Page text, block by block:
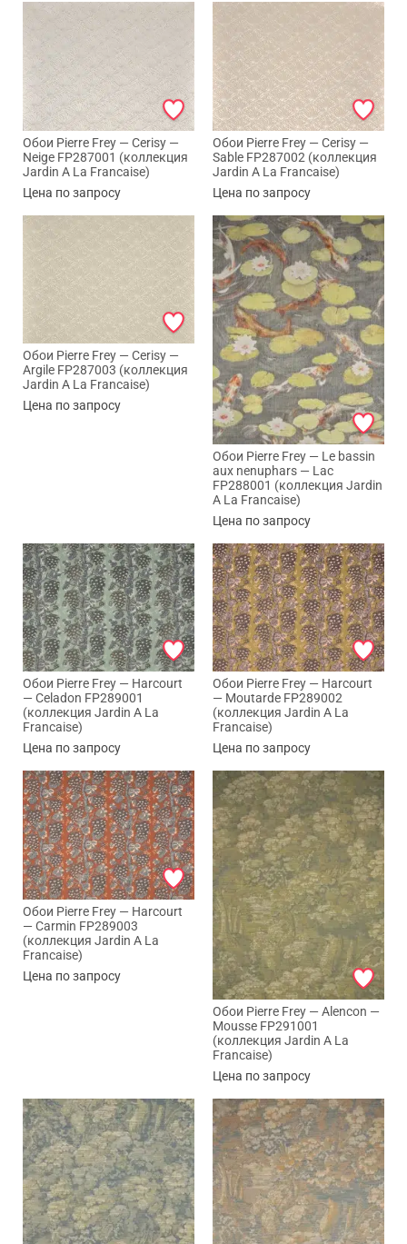
Обои Pierre Frey — Cerisy —
Neige FP287001 (коллекция
Jardin A La Francaise)
Цена по запросу
Обои Pierre Frey — Cerisy —
Sable FP287002 (коллекция
Jardin A La Francaise)
Цена по запросу
Обои Pierre Frey — Cerisy —
Argile FP287003 (коллекция
Jardin A La Francaise)
Цена по запросу
Обои Pierre Frey — Le bassin
aux nenuphars — Lac
FP288001 (коллекция Jardin
A La Francaise)
Цена по запросу
Обои Pierre Frey — Harcourt
— Celadon FP289001
(коллекция Jardin A La
Francaise)
Цена по запросу
Обои Pierre Frey — Harcourt
— Moutarde FP289002
(коллекция Jardin A La
Francaise)
Цена по запросу
Обои Pierre Frey — Harcourt
— Carmin FP289003
(коллекция Jardin A La
Francaise)
Цена по запросу
Обои Pierre Frey — Alencon —
Mousse FP291001
(коллекция Jardin A La
Francaise)
Цена по запросу